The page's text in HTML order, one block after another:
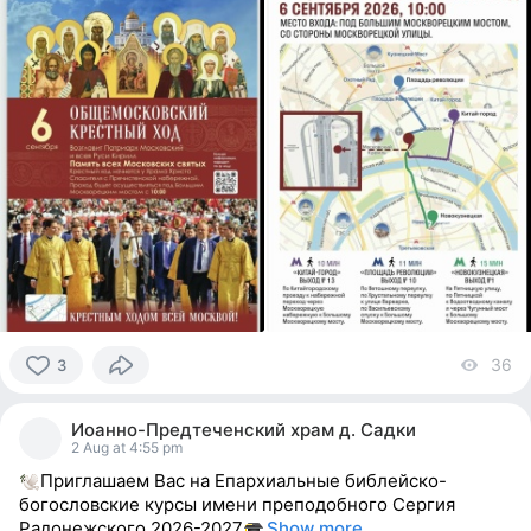
3 36
Иоанно-Предтеченский храм д. Садки
2 Aug at 4:55 pm
Приглашаем Вас на Епархиальные библейско-
богословские курсы имени преподобного Сергия